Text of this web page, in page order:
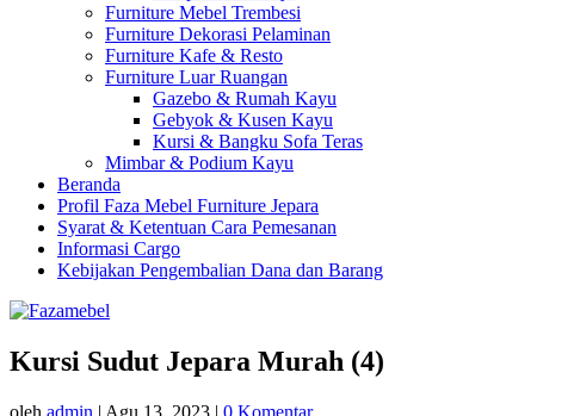
Furniture Mebel Trembesi
Furniture Dekorasi Pelaminan
Furniture Kafe & Resto
Furniture Luar Ruangan
Gazebo & Rumah Kayu
Gebyok & Kusen Kayu
Kursi & Bangku Sofa Teras
Mimbar & Podium Kayu
Beranda
Profil Faza Mebel Furniture Jepara
Syarat & Ketentuan Cara Pemesanan
Informasi Cargo
Kebijakan Pengembalian Dana dan Barang
Kursi Sudut Jepara Murah (4)
oleh admin | Agu 13, 2023 | 0 Komentar